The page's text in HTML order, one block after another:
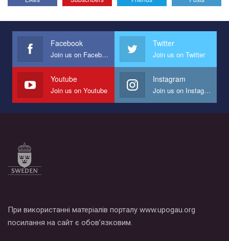
Эмоционально сильный ролик от команды "Гей-альянс
представляющий программу развития организации.
Мы просим вас поддержать нас и помочь нам реализовать
наш план по борьбе с насилием и дискриминацией на почве
СОГИ в Украине.
Все, что вам нужно сделать - это зайти на наш канал YouTube
по этой ссылке и поставить лайк под видео.
Facebook
Join us on Facebook
Twitter
Join us on Twitter
Youtube
Join us on Youtube
Instagram
Join us on Instagram
При використанні матеріалів порталу www.upogau.org
посилання на сайт є обов’язковим.